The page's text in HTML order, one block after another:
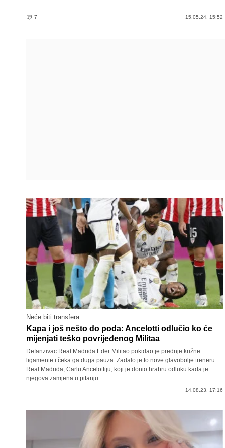
7 15.05.24. 15:52
Neće biti transfera
Kapa i još nešto do poda: Ancelotti odlučio ko će
mijenjati teško povrijeđenog Militaa
Defanzivac Real Madrida Eder Militao pokidao je prednje križne
ligamente i čeka ga duga pauza. Zadalo je to nove glavobolje treneru
Real Madrida, Carlu Ancelottiju, koji je donio hrabru odluku kada je
njegova zamjena u pitanju.
14.08.23. 17:16